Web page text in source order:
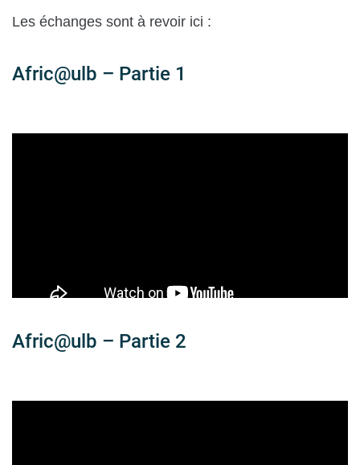
Les échanges sont à revoir ici :
Afric@ulb – Partie 1
Afric@ulb – Partie 2